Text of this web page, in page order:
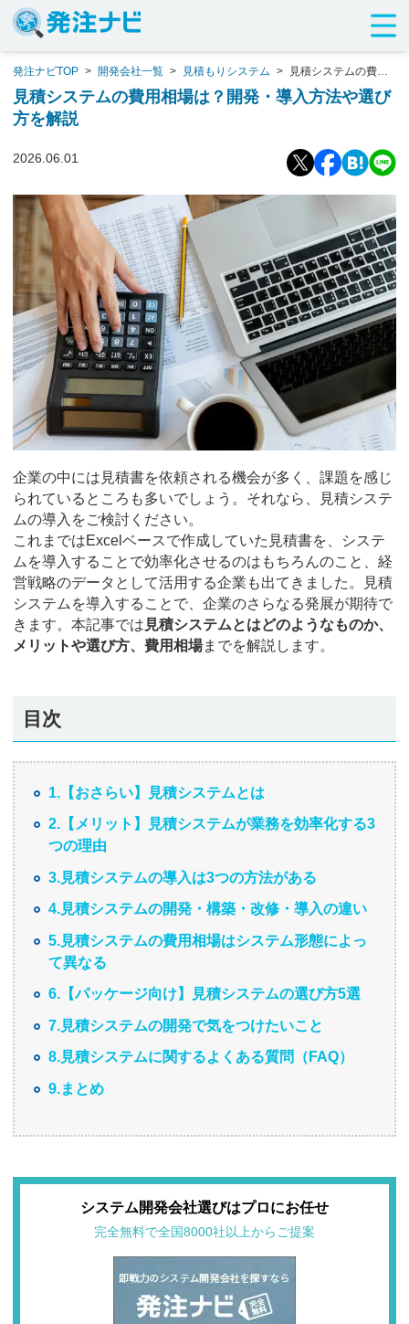
発注ナビTOP > 開発会社一覧 > 見積もりシステム >
見積システムの費用
相場は？開発・導入方法や選び方を解説
見積システムの費用相場は？開発・導入方法や選び
方を解説
2026.06.01
企業の中には見積書を依頼される機会が多く、課題を感じ
られているところも多いでしょう。それなら、見積システ
ムの導入をご検討ください。
これまではExcelベースで作成していた見積書を、システ
ムを導入することで効率化させるのはもちろんのこと、経
営戦略のデータとして活用する企業も出てきました。見積
システムを導入することで、企業のさらなる発展が期待で
きます。本記事では 見積システムとはどのようなものか、
メリットや選び方、費用相場までを解説します。
目次
1.【おさらい】見積システムとは
2.【メリット】見積システムが業務を効率化する3
つの理由
3.見積システムの導入は3つの方法がある
4.見積システムの開発・構築・改修・導入の違い
5.見積システムの費用相場はシステム形態によっ
て異なる
6.【パッケージ向け】見積システムの選び方5選
7.見積システムの開発で気をつけたいこと
8.見積システムに関するよくある質問（FAQ）
9.まとめ
システム開発会社選びはプロにお任せ
完全無料で全国8000社以上からご提案